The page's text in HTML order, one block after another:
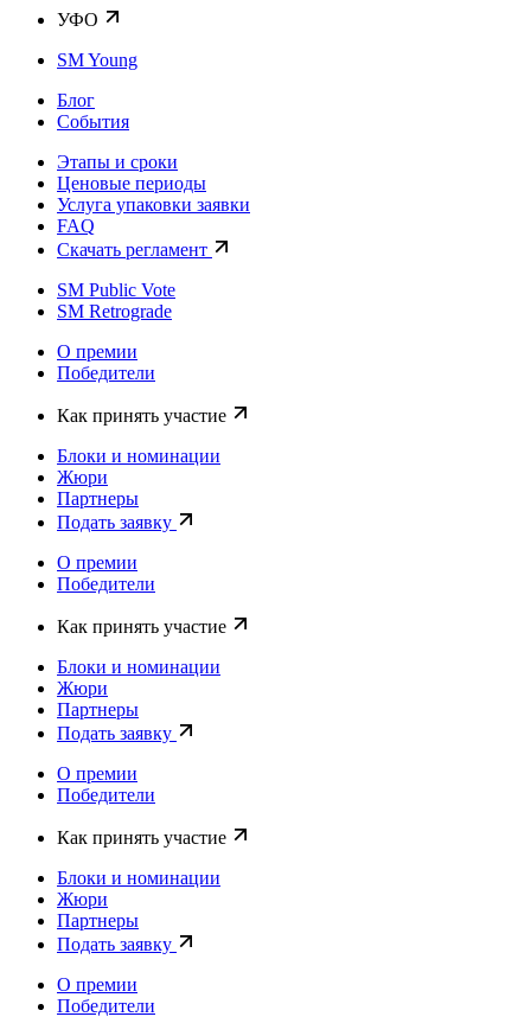
УФО
SM Young
Блог
События
Этапы и сроки
Ценовые периоды
Услуга упаковки заявки
FAQ
Скачать регламент
SM Public Vote
SM Retrograde
О премии
Победители
Как принять участие
Блоки и номинации
Жюри
Партнеры
Подать заявку
О премии
Победители
Как принять участие
Блоки и номинации
Жюри
Партнеры
Подать заявку
О премии
Победители
Как принять участие
Блоки и номинации
Жюри
Партнеры
Подать заявку
О премии
Победители